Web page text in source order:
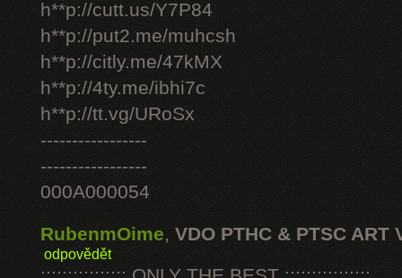
h**p://cutt.us/Y7P84
h**p://put2.me/muhcsh
h**p://citly.me/47kMX
h**p://4ty.me/ibhi7c
h**p://tt.vg/URoSx
-----------------
-----------------
000A000054
RubenmOime, VDO PTHC & PTSC ART
odpovědět